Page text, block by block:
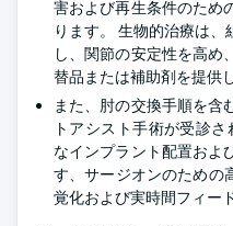
害および再生条件のため
ります。 生物的治療は
し、関節の安定性を高め
替品または補助剤を提供
また、肘の交換手順を含
トアシスト手術が受診さ
なインプラント配置およ
す、サージオンのための
覚化および実時間フィー